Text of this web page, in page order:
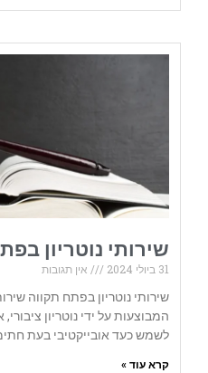
שירותי נוטריון
31 ביולי 2024
אין תגובות
שירותי נוטריון בפתח תקווה
המבוצעות על ידי נוטריון
לשמש כעד אובייקטיבי בעת
קרא עוד »